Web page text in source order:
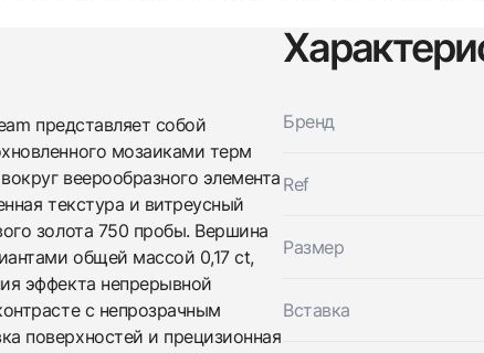
представляет собой
мозаиками терм
веерообразного элемента
текстура и витреусный
золота 750 пробы. Вершина
общей массой 0,17 ct,
эффекта непрерывной
с непрозрачным
поверхностей и прецизионная
Бренд
Ref
Размер
Вставка
Оставьте ваши контактные данные и мы свяжемся с
вами
Bvlgari
Divas’ Dream Ring
НовыеКоробка + Документы
$4,350
Bvlgari
Divas’ Dream Ring
НовыеКоробка + Документы
$4,350